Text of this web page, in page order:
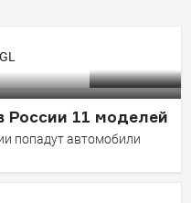
Benz попали
выявлена на старых
России 11 моделей
попадут автомобили